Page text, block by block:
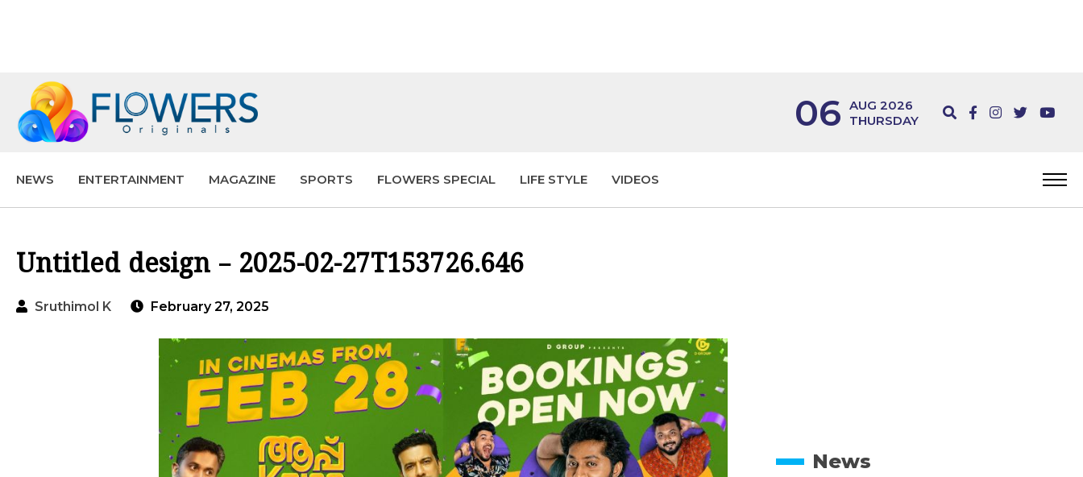
06 AUG 2026
THURSDAY
NEWS ENTERTAINMENT MAGAZINE SPORTS FLOWERS SPECIAL LIFE STYLE VIDEOS
Untitled design – 2025-02-27T153726.646
Sruthimol K February 27, 2025
News